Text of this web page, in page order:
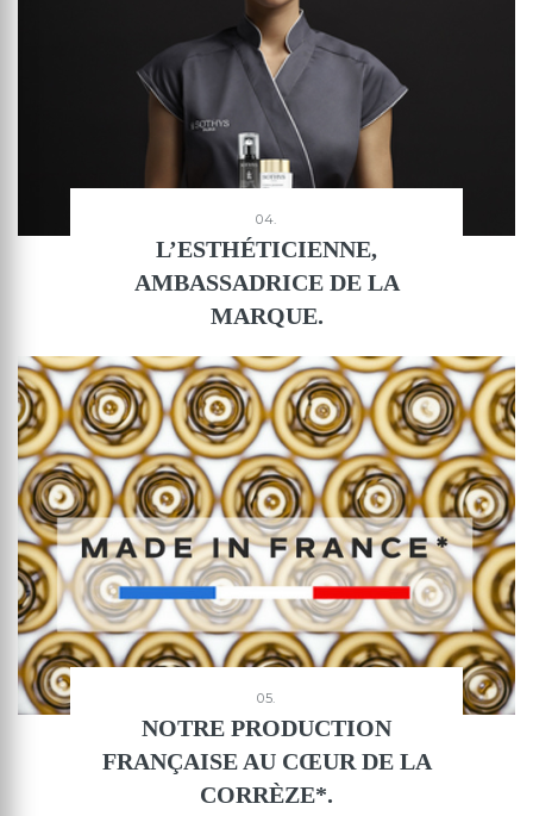
04.
L’ESTHÉTICIENNE,
AMBASSADRICE DE LA
MARQUE.
05.
NOTRE PRODUCTION
FRANÇAISE AU CŒUR DE LA
CORRÈZE*.